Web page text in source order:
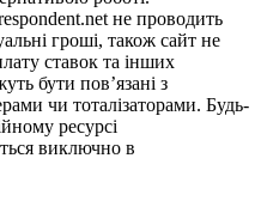
не проводить
гроші, також сайт не
ставок та інших
бути пов’язані з
чи тоталізаторами. Будь-
ресурсі
виключно в